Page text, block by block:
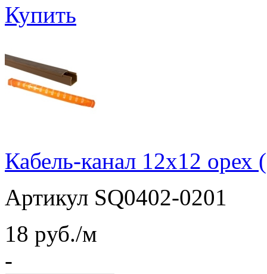
Купить
Кабель-канал 12х12
Артикул SQ0402-0201
18 pуб./м
-